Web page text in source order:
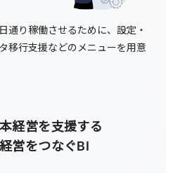
通り稼働させるために、設定・
移行支援などのメニューを用意
経営を支援する
営をつなぐBI